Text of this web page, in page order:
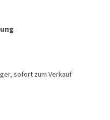
sofort zum Verkauf